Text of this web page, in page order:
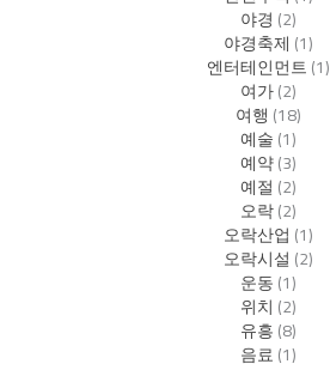
야경 (2)
야경축제 (1)
엔터테인먼트(1)
여가(2)
여행 (18)
예술(1)
예약(3)
예절 (2)
오락(2)
오락산업 (1)
오락시설 (2)
운동(1)
위치 (2)
유흥(8)
음료(1)